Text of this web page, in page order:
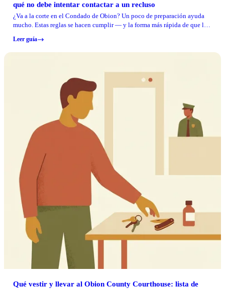
qué no debe intentar contactar a un recluso
¿Va a la corte en el Condado de Obion? Un poco de preparación ayuda
mucho. Estas reglas se hacen cumplir — y la forma más rápida de que le
o intentar comunicarse con un recluso en la sala del tribunal.
Leer guía
Qué vestir y llevar al Obion County Courthouse: lista de